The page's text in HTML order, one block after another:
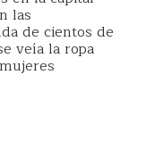
las
de cientos de
veía la ropa